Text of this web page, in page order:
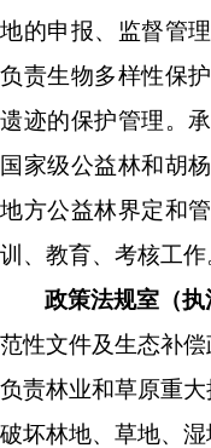
地的申报、
监督管理
负责生物多样性保
遗迹的保护管理。
国家级公益林和胡
地方公益林界定和
训、教育、考核工作
政策法规室（
范性文件及生态补偿
负责林业和草原重大
破坏林地、草地、